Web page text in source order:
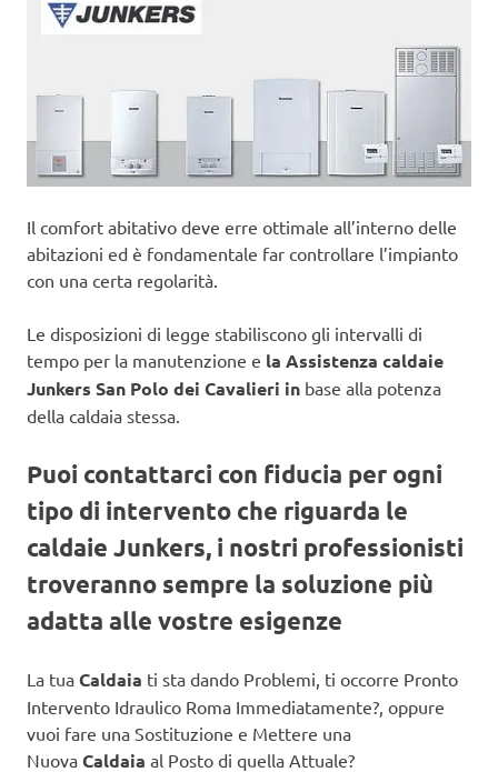
Il comfort abitativo deve erre ottimale all’interno delle
abitazioni ed è fondamentale far controllare l’impianto
con una certa regolarità.
Le disposizioni di legge stabiliscono gli intervalli di
tempo per la manutenzione e la Assistenza caldaie
Junkers San Polo dei Cavalieri in base alla potenza
della caldaia stessa.
Puoi contattarci con fiducia per ogni
tipo di intervento che riguarda le
caldaie Junkers, i nostri professionisti
troveranno sempre la soluzione più
adatta alle vostre esigenze
La tua Caldaia ti sta dando Problemi, ti occorre Pronto
Intervento Idraulico Roma Immediatamente?, oppure
vuoi fare una Sostituzione e Mettere una
Nuova Caldaia al Posto di quella Attuale?